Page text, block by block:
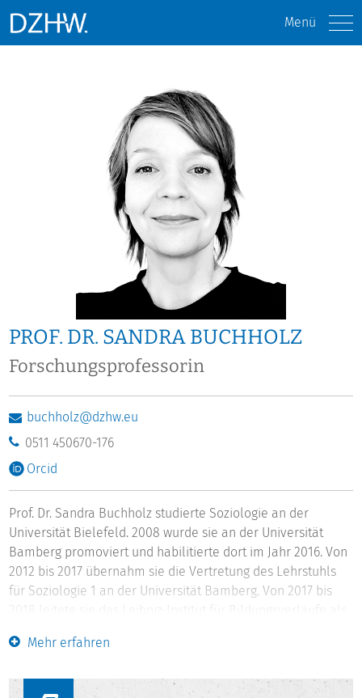
Menü
PROF. DR. SANDRA BUCHHOLZ
Forschungsprofessorin
buchholz@dzhw.eu
0511 450670-176
Orcid
Prof. Dr. Sandra Buchholz studierte Soziologie an der
Universität Bielefeld. 2008 wurde sie an der Universität
Bamberg promoviert und habilitierte dort im Jahr 2016. Von
2012 bis 2017 übernahm sie die Vertretung des Lehrstuhls
für Soziologie 1 an der Universität Bamberg. Von 2017 bis
Bildungsforschung im Längsschnitt an der Universität
mit der W3-Professur "Quantitative
Mehr erfahren